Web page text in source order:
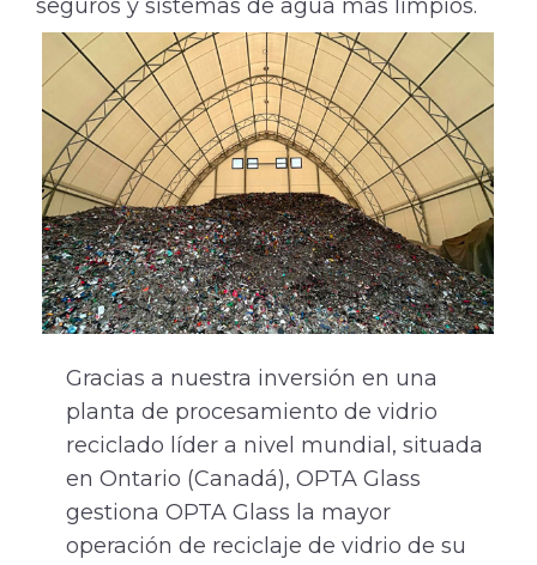
seguros y sistemas de agua más limpios.
Gracias a nuestra inversión en una
planta de procesamiento de vidrio
reciclado líder a nivel mundial, situada
en Ontario (Canadá), OPTA Glass
gestiona OPTA Glass la mayor
operación de reciclaje de vidrio de su